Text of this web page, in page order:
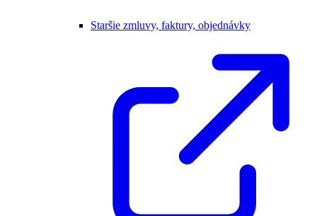
Staršie zmluvy, faktury, objednávky